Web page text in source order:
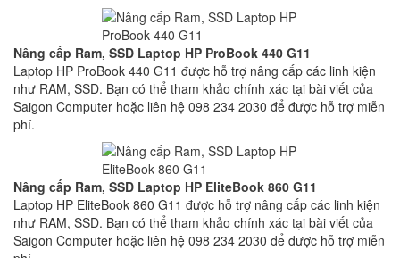
Nâng cấp Ram, SSD Laptop HP ProBook 440 G11
Laptop HP ProBook 440 G11 được hỗ trợ nâng cấp các linh kiện
như RAM, SSD. Bạn có thể tham khảo chính xác tại bài viết của
Saigon Computer hoặc liên hệ 098 234 2030 để được hỗ trợ miễn
phí.
Nâng cấp Ram, SSD Laptop HP EliteBook 860 G11
Laptop HP EliteBook 860 G11 được hỗ trợ nâng cấp các linh kiện
như RAM, SSD. Bạn có thể tham khảo chính xác tại bài viết của
Saigon Computer hoặc liên hệ 098 234 2030 để được hỗ trợ miễn